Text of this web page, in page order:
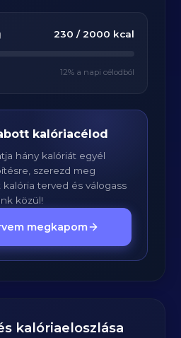
230 / 2000 kcal
12% a napi célodból
kalóriacélod
hány kalóriát egyél
szerezd meg
terved és válogass
közül!
megkapom
kalóriaeloszlása